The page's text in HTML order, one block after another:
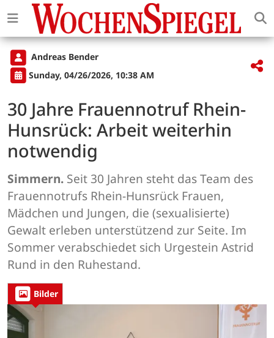
Andreas Bender
Sunday, 04/26/2026, 10:38 AM
30 Jahre Frauennotruf Rhein-
Hunsrück: Arbeit weiterhin
notwendig
Simmern. Seit 30 Jahren steht das Team des
Frauennotrufs Rhein-Hunsrück Frauen,
Mädchen und Jungen, die (sexualisierte)
Gewalt erleben unterstützend zur Seite. Im
Sommer verabschiedet sich Urgestein Astrid
Rund in den Ruhestand.
Bilder